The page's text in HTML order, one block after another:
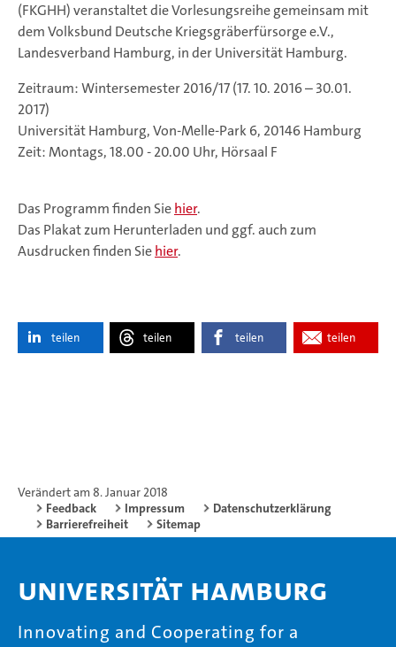
(FKGHH) veranstaltet die Vorlesungsreihe gemeinsam mit
dem Volksbund Deutsche Kriegsgräberfürsorge e.V.,
Landesverband Hamburg, in der Universität Hamburg.
Zeitraum: Wintersemester 2016/17 (17. 10. 2016 – 30.01.
2017)
Universität Hamburg, Von-Melle-Park 6, 20146 Hamburg
Zeit: Montags, 18.00 - 20.00 Uhr, Hörsaal F
Das Programm finden Siehier.
Das Plakat zum Herunterladen und ggf. auch zum
Ausdrucken finden Siehier.
teilen teilen teilen teilen
Verändert am 8. Januar 2018
Feedback
Impressum
Datenschutzerklärung
Barrierefreiheit
Sitemap
Universität Hamburg
Innovating and Cooperating for a